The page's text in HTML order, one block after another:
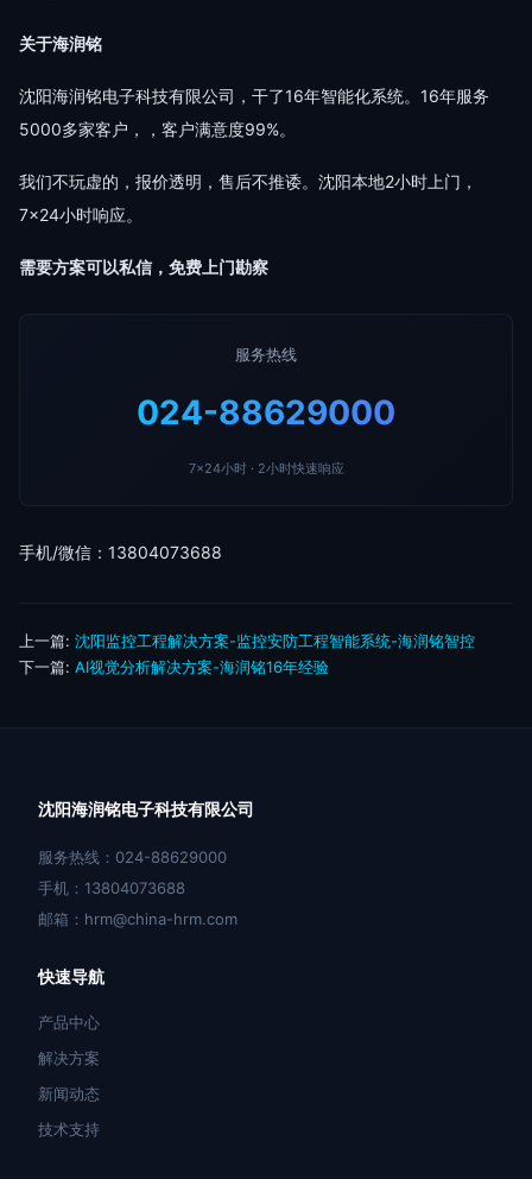
关于海润铭
沈阳海润铭电子科技有限公司，干了16年智能化系统。16年服务
5000多家客户，，客户满意度99%。
我们不玩虚的，报价透明，售后不推诿。沈阳本地2小时上门，
7×24小时响应。
需要方案可以私信，免费上门勘察
服务热线
024-88629000
7×24小时 · 2小时快速响应
手机/微信：13804073688
上一篇: 沈阳监控工程解决方案-监控安防工程智能系统-海润铭智控
下一篇: AI视觉分析解决方案-海润铭16年经验
沈阳海润铭电子科技有限公司
服务热线：024-88629000
手机：13804073688
邮箱：hrm@china-hrm.com
快速导航
产品中心
解决方案
新闻动态
技术支持